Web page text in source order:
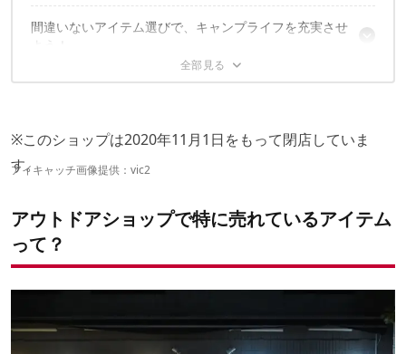
第4位：eno「ラウンジャーDL」
第3位：ナイトアイズ「ランオフ ウォータープルーフ ポーチ」
第1位：ゼインアーツ「ゼクーM」
その1：モトハシテープ「一升瓶ホルダー」
その3：オレゴニアンキャンパー「HYADクーラー グロー」
間違いないアイテム選びで、キャンプライフを充実させ
よう！
vic2
※このショップは2020年11月1日をもって閉店していま
す。
アイキャッチ画像提供：vic2
アウトドアショップで特に売れているアイテム
って？